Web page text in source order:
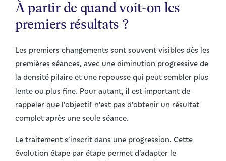
À partir de quand voit-on les
premiers résultats ?
Les premiers changements sont souvent visibles dès les
premières séances, avec une diminution progressive de
la densité pilaire et une repousse qui peut sembler plus
lente ou plus fine. Pour autant, il est important de
rappeler que l’objectif n’est pas d’obtenir un résultat
complet après une seule séance.
Le traitement s’inscrit dans une progression. Cette
évolution étape par étape permet d’adapter le